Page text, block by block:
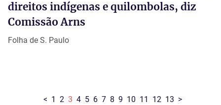
direitos indígenas e quilombolas, diz
Comissão Arns
Folha de S. Paulo
< 1 2 3 4 5 6 7 8 9 10 11 12 13 >